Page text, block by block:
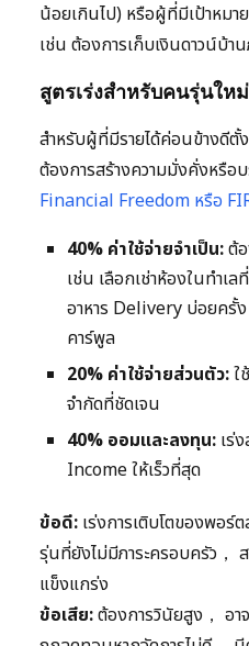
น้อยเกินไป) หรือผู้ที่มีเป้าหมา
เช่น ต้องการเก็บเงินดาวน์บ้า
สูตรเร่งสำหรับคนรุ่นใ
สำหรับผู้ที่มีรายได้ค่อนข้างดีตั้
ต้องการสร้างความมั่งคั่งหรือ
Financial Freedom หรือ
40% ค่าใช้จ่ายจำเป็น:ต้
เช่น เลือกเช่าห้องในทำเ
อาหาร Delivery บ่อยครั้
คาร์พูล
20% ค่าใช้จ่ายส่วนตัว:ใ
จำกัดที่ชัดเจน
40% ออมและลงทุน: เร่
Income ให้เร็วที่สุด
ข้อดี: เร่งการเติบโตของพอร์
รุ่นที่ยังไม่มีภาระครอบครัว，
แข็งแกร่ง
ข้อเสีย:ต้องการวินัยสูง， อ